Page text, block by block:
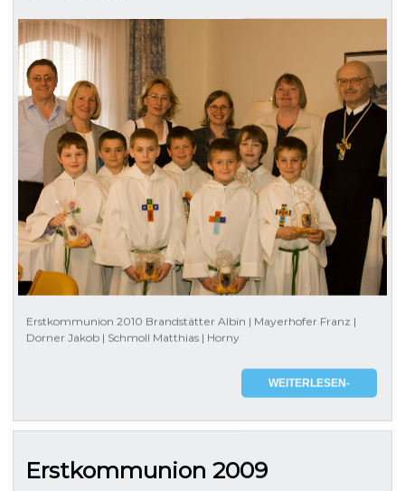
Erstkommunion 2010 Brandstätter Albin | Mayerhofer Franz |
Dorner Jakob | Schmoll Matthias | Horny
WEITERLESEN-
Erstkommunion 2009